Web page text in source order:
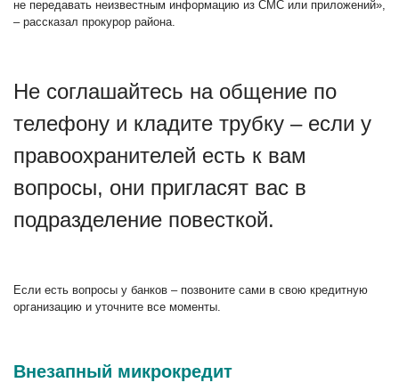
не передавать неизвестным информацию из СМС или приложений»,
– рассказал прокурор района.
Не соглашайтесь на общение по
телефону и кладите трубку – если у
правоохранителей есть к вам
вопросы, они пригласят вас в
подразделение повесткой.
Если есть вопросы у банков – позвоните сами в свою кредитную
организацию и уточните все моменты.
Внезапный микрокредит